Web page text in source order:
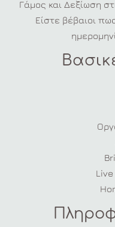
Γάμος και Δεξίωση
Είστε βέβαιοι